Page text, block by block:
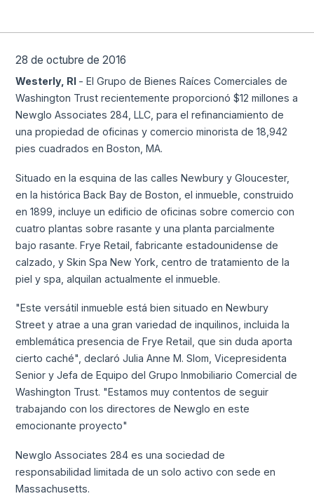
28 de octubre de 2016
Westerly, RI - El Grupo de Bienes Raíces Comerciales de
Washington Trust recientemente proporcionó $12 millones a
Newglo Associates 284, LLC, para el refinanciamiento de
una propiedad de oficinas y comercio minorista de 18,942
pies cuadrados en Boston, MA.
Situado en la esquina de las calles Newbury y Gloucester,
en la histórica Back Bay de Boston, el inmueble, construido
en 1899, incluye un edificio de oficinas sobre comercio con
cuatro plantas sobre rasante y una planta parcialmente
bajo rasante. Frye Retail, fabricante estadounidense de
calzado, y Skin Spa New York, centro de tratamiento de la
piel y spa, alquilan actualmente el inmueble.
"Este versátil inmueble está bien situado en Newbury
Street y atrae a una gran variedad de inquilinos, incluida la
emblemática presencia de Frye Retail, que sin duda aporta
cierto caché", declaró Julia Anne M. Slom, Vicepresidenta
Senior y Jefa de Equipo del Grupo Inmobiliario Comercial de
Washington Trust. "Estamos muy contentos de seguir
trabajando con los directores de Newglo en este
emocionante proyecto"
Newglo Associates 284 es una sociedad de
responsabilidad limitada de un solo activo con sede en
Massachusetts.